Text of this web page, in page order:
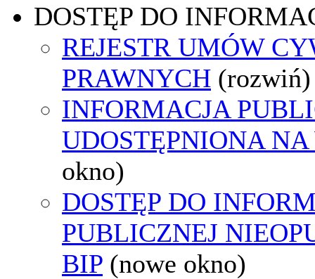
DOSTĘP DO
REJESTR UMÓW
PRAWNYCH (rozwiń)
INFORMACJA
UDOSTĘPNIONA
okno)
DOSTĘP DO
PUBLICZNEJ
BIP (nowe okno)